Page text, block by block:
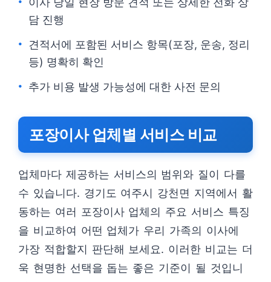
담 진행
견적서에 포함된 서비스 항목(포장, 운송, 정리
등) 명확히 확인
추가 비용 발생 가능성에 대한 사전 문의
포장이사 업체별 서비스 비교
업체마다 제공하는 서비스의 범위와 질이 다를
수 있습니다. 경기도 여주시 강천면 지역에서 활
동하는 여러 포장이사 업체의 주요 서비스 특징
을 비교하여 어떤 업체가 우리 가족의 이사에
가장 적합할지 판단해 보세요. 이러한 비교는 더
욱 현명한 선택을 돕는 좋은 기준이 될 것입니